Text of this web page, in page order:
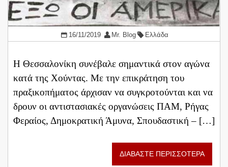
16/11/2019 Mr. Blog Ελλάδα
Η Θεσσαλονίκη συνέβαλε σημαντικά στον αγώνα
κατά της Χούντας. Με την επικράτηση του
πραξικοπήματος άρχισαν να συγκροτούνται και να
δρουν οι αντιστασιακές οργανώσεις ΠΑΜ, Ρήγας
Φεραίος, Δημοκρατική Άμυνα, Σπουδαστική – […]
ΔΙΑΒΑΣΤΕ ΠΕΡΙΣΣΟΤΕΡΑ